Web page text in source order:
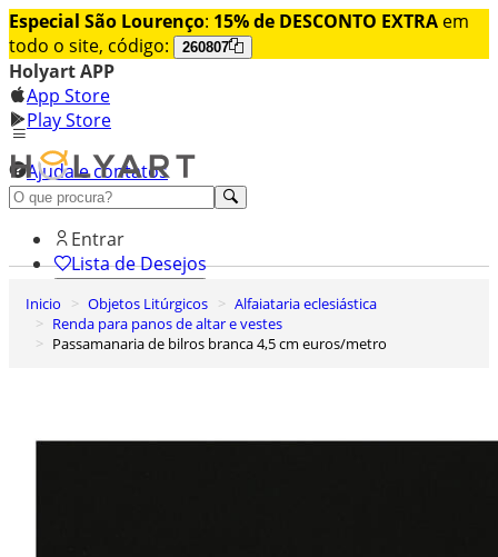
Especial São Lourenço: 15% de DESCONTO EXTRA em
todo o site, código:
260807
Holyart APP
App Store
Play Store
Ajuda e contatos
Conheça premium
Entrar
Lista de Desejos
0
Carrinho de Compras
Inicio Objetos Litúrgicos
Alfaiataria eclesiástica
Renda para panos de altar e vestes
Passamanaria de bilros branca 4,5 cm euros/metro